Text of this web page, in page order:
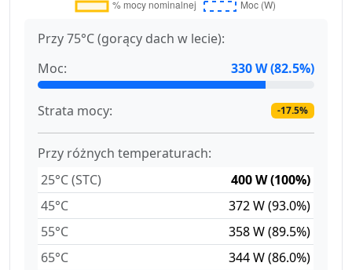
Przy 75°C (gorący dach w lecie):
Moc:
330 W (82.5%)
Strata mocy: -17.5%
Przy różnych temperaturach:
25°C (STC)
400 W (100%)
45°C
372 W (93.0%)
55°C
358 W (89.5%)
65°C
344 W (86.0%)